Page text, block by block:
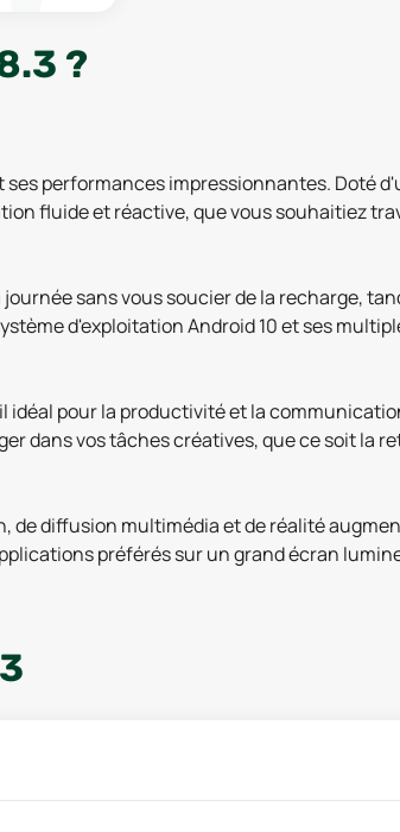
?
performances impressionnantes. Doté
fluide et réactive, que vous souhaitiez
sans vous soucier de la recharge,
d'exploitation Android 10 et ses
pour la productivité et la
dans vos tâches créatives, que ce soit la
diffusion multimédia et de réalité
préférés sur un grand écran